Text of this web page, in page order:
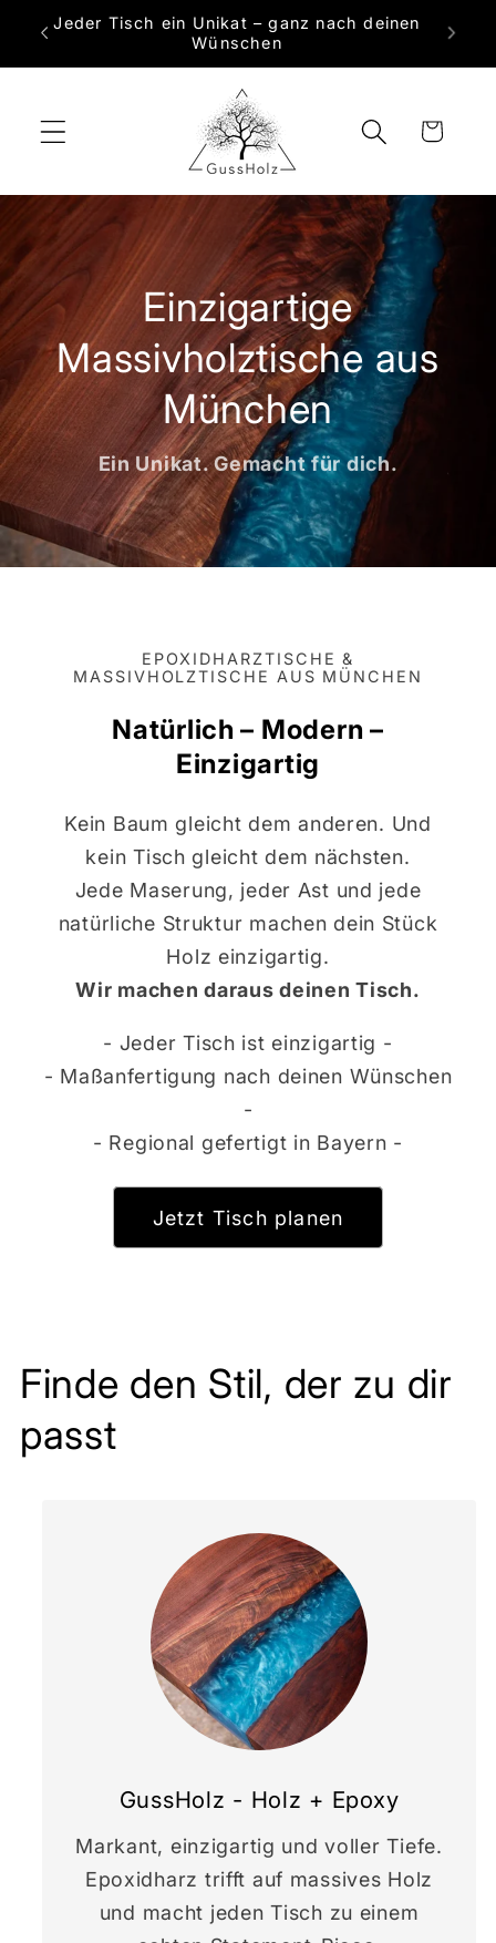
zum
Jeder Tisch ein Unikat – ganz nach deinen
Wünschen
Warenkorb
Einzigartige
Massivholztische aus
München
Ein Unikat. Gemacht für dich.
EPOXIDHARZTISCHE &
MASSIVHOLZTISCHE AUS MÜNCHEN
Natürlich – Modern –
Einzigartig
Kein Baum gleicht dem anderen. Und
kein Tisch gleicht dem nächsten.
Jede Maserung, jeder Ast und jede
natürliche Struktur machen dein Stück
Holz einzigartig.
Wir machen daraus deinen Tisch.
- Jeder Tisch ist einzigartig -
- Maßanfertigung nach deinen Wünschen
-
- Regional gefertigt in Bayern -
Jetzt Tisch planen
Finde den Stil, der zu dir
passt
GussHolz - Holz + Epoxy
Markant, einzigartig und voller Tiefe.
Epoxidharz trifft auf massives Holz
und macht jeden Tisch zu einem